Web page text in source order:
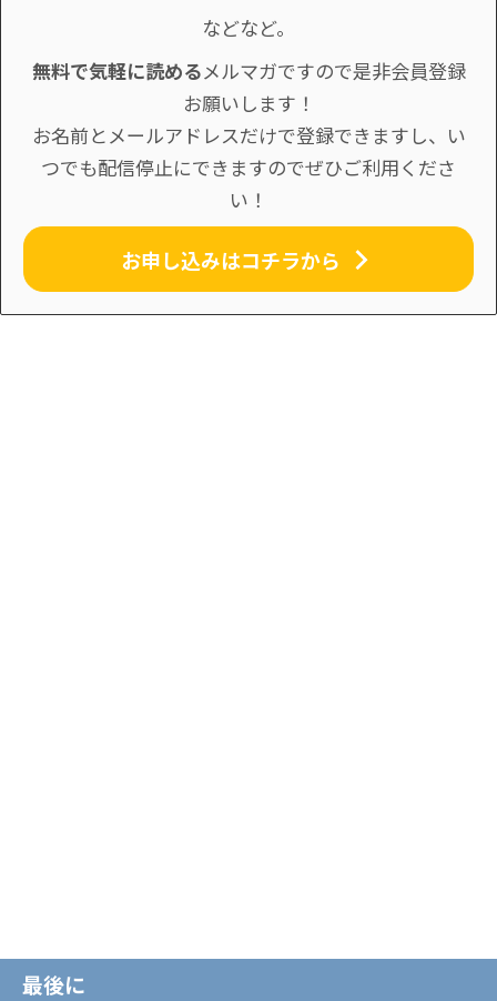
などなど。
無料で気軽に読めるメルマガですので是非会員登録
お願いします！
お名前とメールアドレスだけで登録できますし、い
つでも配信停止にできますのでぜひご利用くださ
い！
お申し込みはコチラから
最後に